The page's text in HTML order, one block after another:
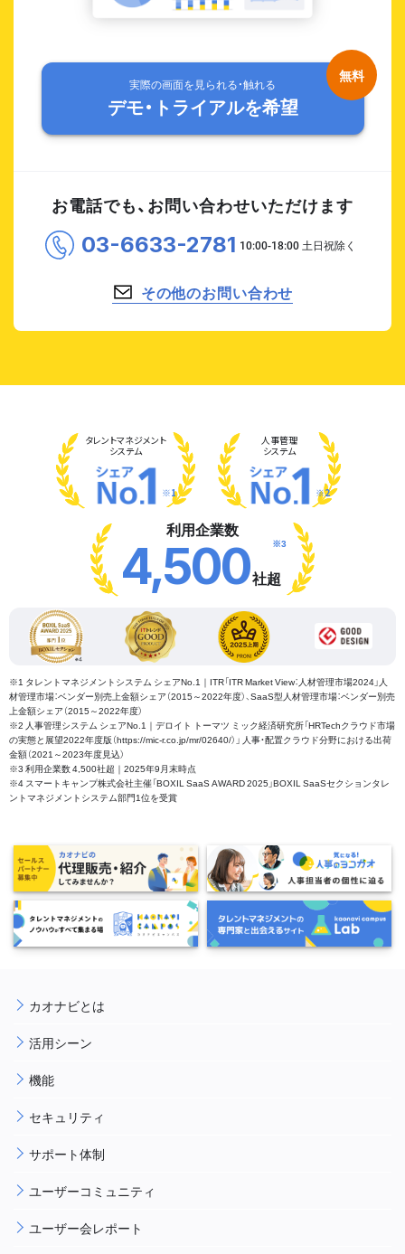
実際の画面を見られる・触れる
デモ・トライアルを希望
お電話でも、お問い合わせいただけます
03-6633-2781
その他のお問い合わせ
タレントマネジメント
システム
※1
人事管理
システム
※2
利用企業数
4,500社超
※3
※1 タレントマネジメントシステム シェアNo.1｜ITR「ITR Market View：人材管理市場2024」人
材管理市場：ベンダー別売上金額シェア（2015～2022年度）、SaaS型人材管理市場：ベンダー別売
上金額シェア（2015～2022年度）
※2 人事管理システム シェアNo.1｜デロイト トーマツ ミック経済研究所「HRTechクラウド市場
の実態と展望2022年度版（https://mic-r.co.jp/mr/02640/）」 人事・配置クラウド分野における出荷
金額（2021～2023年度見込）
※3 利用企業数 4,500社超｜2025年9月末時点
※4 スマートキャンプ株式会社主催「BOXIL SaaS AWARD 2025」BOXIL SaaSセクションタレ
ントマネジメントシステム部門1位を受賞
カオナビとは
活用シーン
機能
セキュリティ
サポート体制
ユーザーコミュニティ
ユーザー会レポート